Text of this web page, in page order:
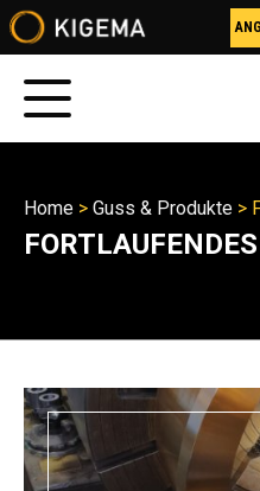
Home > Guss & Produkte >